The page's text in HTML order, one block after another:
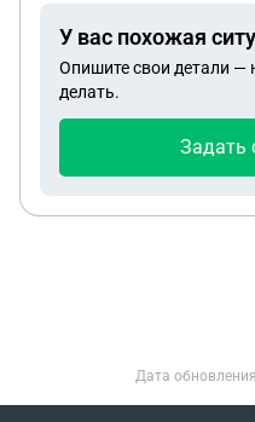
данной ситуации
У вас похожая
Опишите свои детали —
делать.
Задать
Дата